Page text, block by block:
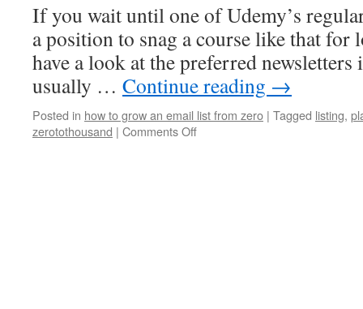
If you wait until one of Udemy’s
a position to snag a course like that for
have a look at the preferred
usually … Continue reading →
Posted in how to grow an email list from zero | Tagged listing,
zerotothousand | Comments Offon